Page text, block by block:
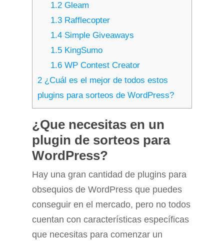
1.2Gleam
1.3Rafflecopter
1.4Simple Giveaways
1.5KingSumo
1.6WP Contest Creator
2 ¿Cuál es el mejor de todos estos
plugins para sorteos de WordPress?
¿Que necesitas en un
plugin de sorteos para
WordPress?
Hay una gran cantidad de plugins para
obsequios de WordPress que puedes
conseguir en el mercado, pero no todos
cuentan con características específicas
que necesitas para comenzar un